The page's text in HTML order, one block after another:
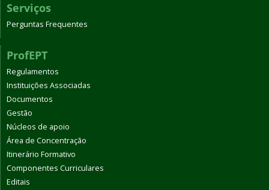
Serviços
Perguntas Frequentes
ProfEPT
Regulamentos
Instituições Associadas
Documentos
Gestão
Núcleos de apoio
Área de Concentração
Itinerário Formativo
Componentes Curriculares
Editais